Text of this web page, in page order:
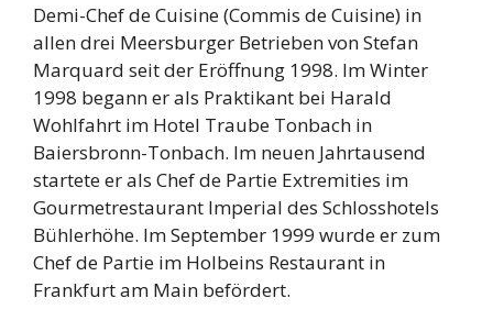
Demi-Chef de Cuisine (Commis de Cuisine) in
allen drei Meersburger Betrieben von Stefan
Marquard seit der Eröffnung 1998. Im Winter
1998 begann er als Praktikant bei Harald
Wohlfahrt im Hotel Traube Tonbach in
Baiersbronn-Tonbach. Im neuen Jahrtausend
startete er als Chef de Partie Extremities im
Gourmetrestaurant Imperial des Schlosshotels
Bühlerhöhe. Im September 1999 wurde er zum
Chef de Partie im Holbeins Restaurant in
Frankfurt am Main befördert.